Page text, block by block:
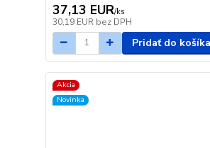
37,13 EUR/ks
30,19 EUR bez DPH
Pridať do košíka
Akcia
Novinka